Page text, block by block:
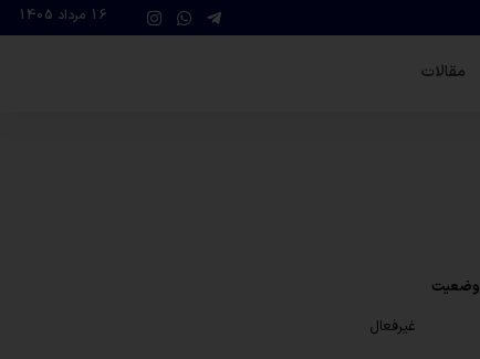
16 مرداد 1405
مقالات
وضعیت
غیرفعال